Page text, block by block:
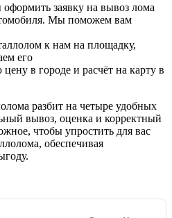
заявку на вывоз лома
Мы поможем вам
к нам на площадку,
его
в городе и расчёт на карту в
разбит на четыре удобных
вывоз, оценка и корректный
чтобы упростить для вас
обеспечивая